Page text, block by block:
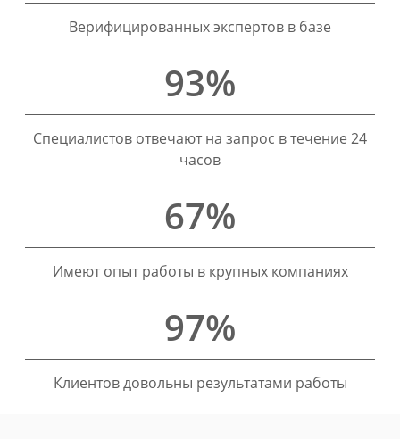
Верифицированных экспертов в базе
93%
Специалистов отвечают на запрос в течение 24
часов
67%
Имеют опыт работы в крупных компаниях
97%
Клиентов довольны результатами работы